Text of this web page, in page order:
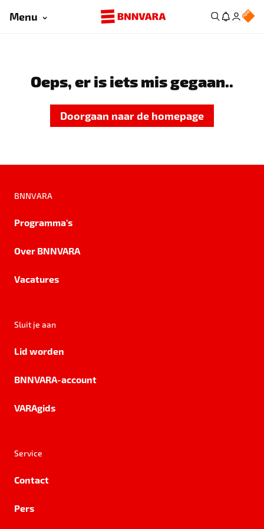
Menu
Oeps, er is iets mis gegaan..
Doorgaan naar de homepage
BNNVARA
Programma's
Over BNNVARA
Vacatures
Sluit je aan
Lid worden
BNNVARA-account
VARAgids
Service
Contact
Pers